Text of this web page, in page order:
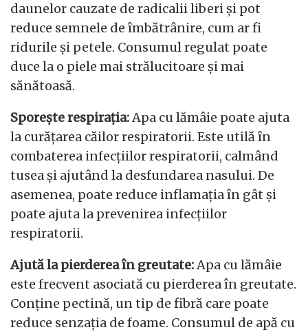
daunelor cauzate de radicalii liberi și pot
reduce semnele de îmbătrânire, cum ar fi
ridurile și petele. Consumul regulat poate
duce la o piele mai strălucitoare și mai
sănătoasă.
Sporește respirația:Apa cu lămâie poate ajuta
la curățarea căilor respiratorii. Este utilă în
combaterea infecțiilor respiratorii, calmând
tusea și ajutând la desfundarea nasului. De
asemenea, poate reduce inflamația în gât și
poate ajuta la prevenirea infecțiilor
respiratorii.
Ajută la pierderea în greutate:Apa cu lămâie
este frecvent asociată cu pierderea în greutate.
Conține pectină, un tip de fibră care poate
reduce senzația de foame. Consumul de apă cu